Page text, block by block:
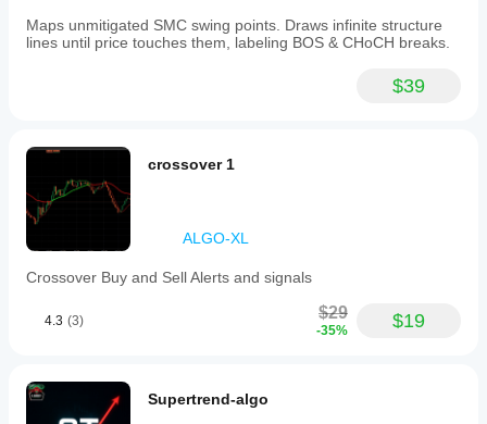
Maps unmitigated SMC swing points. Draws infinite structure
lines until price touches them, labeling BOS & CHoCH breaks.
$39
crossover 1
ALGO-XL
Crossover Buy and Sell Alerts and signals
4.3 (3) $29
-35% $19
Supertrend-algo